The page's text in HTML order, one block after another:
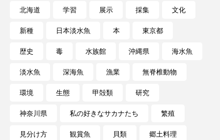
無脊椎動物 牡蠣 特徴
琵琶湖博物館 環境 環境保全
生きた化石 生態 生態系 生物多様性
産卵 田んぼ 甲殻類 発酵食品
北海道 学習 展示 採集 文化
新種 日本淡水魚 本 東京都
歴史 毒 水族館 沖縄県 海水魚
淡水魚 深海魚 漁業 無脊椎動物
環境 生態 甲殻類 研究
神奈川県 私の好きなサカナたち 繁殖
見分け方 観賞魚 貝類 郷土料理